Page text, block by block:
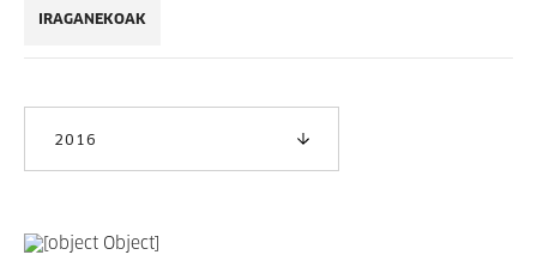
IRAGANEKOAK
2016